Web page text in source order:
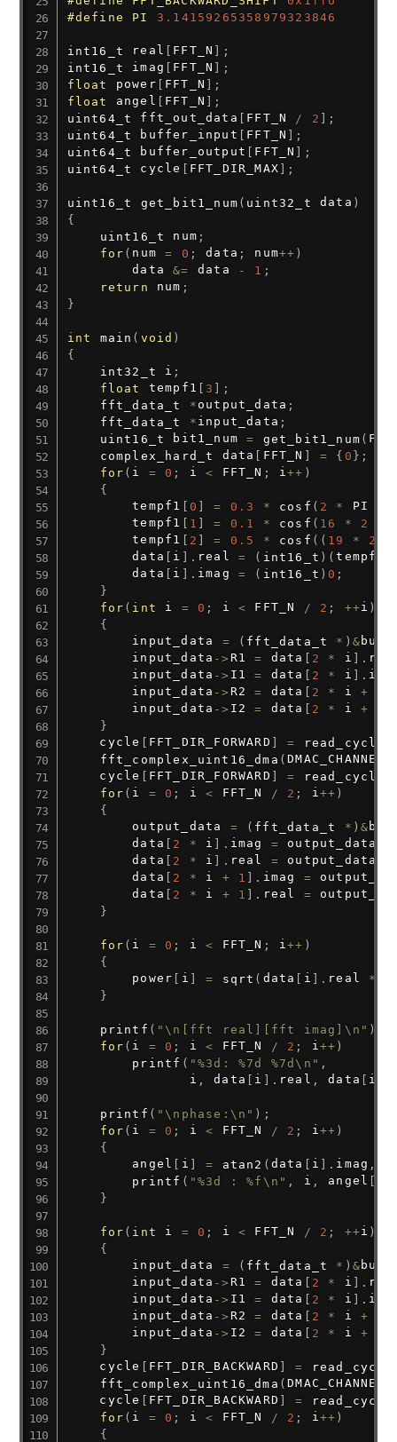
#define PI 3.14159265358979323846
int16_t real [ FFT_N ] ;
int16_t
imag [ FFT_N ] ;
float
power [ FFT_N ] ;
float
angel [ FFT_N ] ;
uint64_t
fft_out_data [ FFT_N / 2 ] ;
uint64_t
buffer_input [ FFT_N ] ;
uint64_t
buffer_output [ FFT_N ] ;
uint64_t
cycle [ FFT_DIR_MAX ] ;
uint16_t get_bit1_num ( uint32_t data )
{
uint16_t
num ;
for ( num = 0 ; data ; num++ )
        data
&= data - 1 ;
return
num ;
}
int main ( void )
{
int32_t
i ;
float
tempf1 [ 3 ] ;
fft_data_t
* output_data ;
fft_data_t
* input_data ;
uint16_t
bit1_num = get_bit1_num (
complex_hard_t
data [ FFT_N ] = { 0 } ;
for ( i = 0 ; i < FFT_N ; i++ )
{
        tempf1
[ 0 ] = 0.3 * cosf ( 2 * PI
        tempf1
[ 1 ] = 0.1 * cosf ( 16 * 2
        tempf1
[ 2 ] = 0.5 * cosf ( ( 19 * 2
        data
[ i ] . real = ( int16_t ) (tempf1
        data
[ i ] . imag = ( int16_t )0 ;
}
for ( int i = 0 ; i < FFT_N / 2 ; ++i )
{
        input_data
= ( fft_data_t * ) &
        input_data
-> R1 = data [ 2 * i ] .
        input_data
-> I1 = data [ 2 * i ] .
        input_data
-> R2 = data [ 2 * i +
        input_data
-> I2 = data [ 2 * i +
}
    cycle
[ FFT_DIR_FORWARD ] = read_cycle
fft_complex_uint16_dma (DMAC_CHANNEL0
    cycle
[ FFT_DIR_FORWARD ] = read_cycle
for ( i = 0 ; i < FFT_N / 2 ; i++ )
{
        output_data
= ( fft_data_t * ) &
        data
[ 2 * i ] . imag = output_data
        data
[ 2 * i ] . real = output_data
        data
[ 2 * i + 1 ] . imag =
        data
[ 2 * i + 1 ] . real =
}
for ( i = 0 ; i < FFT_N ; i++ )
{
        power
[ i ] = sqrt ( data [ i ] . real *
}
printf ( "\n[fft real][fft imag]\n" )
for ( i = 0 ; i < FFT_N / 2 ; i++ )
printf ( "%3d: %7d %7d\n" ,
               i
, data [ i ] . real , data [ i
printf ( "\nphase:\n" ) ;
for ( i = 0 ; i < FFT_N / 2 ; i++ )
{
        angel
[ i ] = atan2 ( data [ i ] . imag ,
printf ( "%3d : %f\n" , i , angel [
}
for ( int i = 0 ; i < FFT_N / 2 ; ++i )
{
        input_data
= ( fft_data_t * ) &
        input_data
-> R1 = data [ 2 * i ] .
        input_data
-> I1 = data [ 2 * i ] .
        input_data
-> R2 = data [ 2 * i +
        input_data
-> I2 = data [ 2 * i +
}
    cycle
[ FFT_DIR_BACKWARD ] = read_cycle
fft_complex_uint16_dma (DMAC_CHANNEL0
    cycle
[ FFT_DIR_BACKWARD ] = read_cycle
for ( i = 0 ; i < FFT_N / 2 ; i++ )
{